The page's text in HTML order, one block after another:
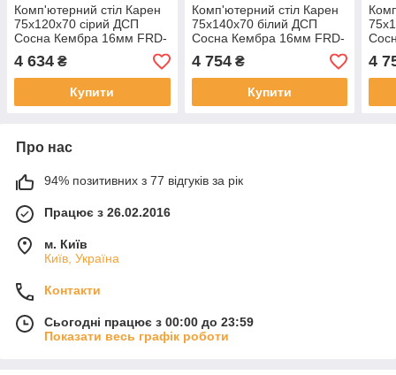
Комп'ютерний стіл Карен
75x120x70 сірий ДСП
Сосна Кембра 16мм FRD-
102442
4 634 ₴
Купити
Комп'ютерний стіл Карен
75x140x70 білий ДСП
Сосна Кембра 16мм FRD-
102290
4 754₴
Купити
4
Про нас
94% позитивних з 77 відгуків за рік
Працює з 26.02.2016
м. Київ
Київ, Україна
Контакти
Сьогодні працює з 00:00 до 23:59
Показати весь графік роботи